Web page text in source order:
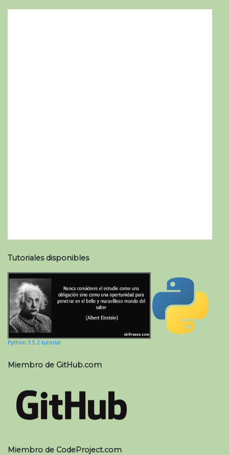
Tutoriales disponibles
Python 3.5.2 tutorial
Miembro de GitHub.com
Miembro de CodeProject.com